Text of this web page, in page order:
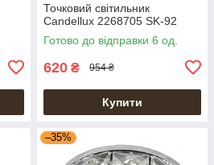
Точковий світильник
Candellux 2268705 SK-92
Готово до відправки 6 од.
620 ₴ 954 ₴
Купити
–35%